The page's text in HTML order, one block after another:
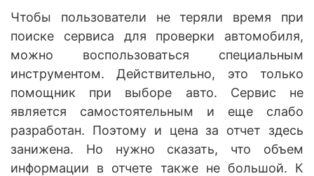
Чтобы пользователи не теряли время при
поиске сервиса для проверки автомобиля,
можно воспользоваться специальным
инструментом. Действительно, это только
помощник при выборе авто. Сервис не
является самостоятельным и еще слабо
разработан. Поэтому и цена за отчет здесь
занижена. Но нужно сказать, что объем
информации в отчете также не большой. К